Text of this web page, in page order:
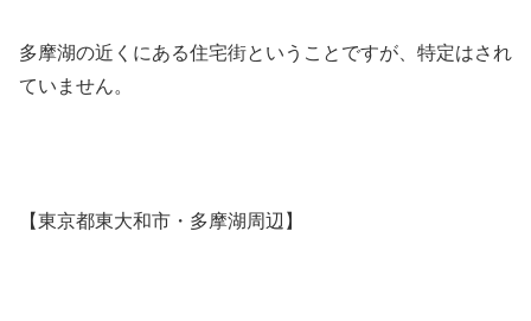
多摩湖の近くにある住宅街ということですが、特定はされ
ていません。
【東京都東大和市・多摩湖周辺】